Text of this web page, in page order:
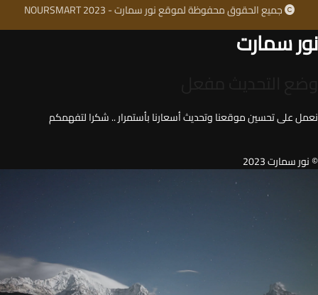
جميع الحقوق محفوظة لموقع نور سمارت - NOURSMART 2023
نور سمارت
نعمل على تحسين موقعنا وتحديث أسعارنا بأستمرار .. شكرا لتفهمكم
© نور سمارت 2023